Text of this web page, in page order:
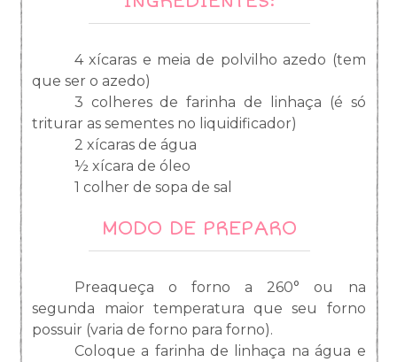
4 xícaras e meia de polvilho azedo (tem
que ser o azedo)
3 colheres de farinha de linhaça (é só
triturar as sementes no liquidificador)
2 xícaras de água
½ xícara de óleo
1 colher de sopa de sal
MODO DE PREPARO
Preaqueça o forno a 260° ou na
segunda maior temperatura que seu forno
possuir (varia de forno para forno).
Coloque a farinha de linhaça na água e